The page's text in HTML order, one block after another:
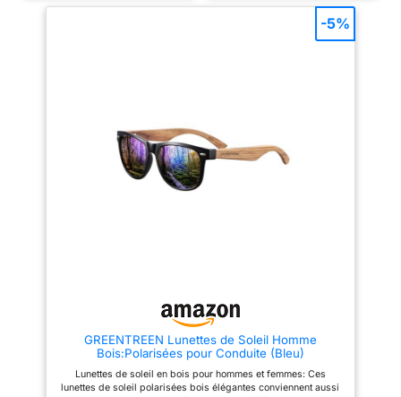
pour surmonter tous les
éliminer efficacement les reflets
et l'éblouissement dispersé,
etc., protégez également vos
yeux des rayons UV nocifs et il
n'interfère pas avec vos yeux.
réserve, ou partagez le lot avec
famille et proches. Pour homme
et femme: Nos lunettes de soleil
ne sont pas seulement un
un accessoire pratique pour la
protection des yeux.
polarisée: Nos verres lunettes
de soleil polarisés éliminent les
reflets gênants provenant de
l'eau, du sable et des surfaces
plein air Protection UV400: Nos
lunettes de soleil ont non
seulement un style design à la
rectangulaires classiques pour
épuré et au style rétro
classique, idéales en toutes
également les utiliser pour
assortir des vêtements adaptés
GREENTREEN Lunettes de Soleil Homme
Bois:Polarisées pour Conduite (Bleu)
Lunettes de soleil en bois pour hommes et femmes: Ces
lunettes de soleil polarisées bois élégantes conviennent aussi
-5%